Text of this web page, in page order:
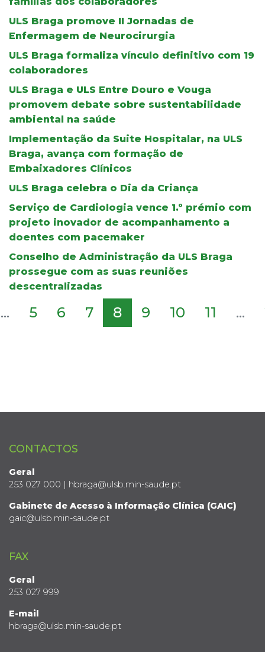
ULS Braga promove II Jornadas de
Enfermagem de Neurocirurgia
ULS Braga formaliza vínculo definitivo com 19
colaboradores
ULS Braga e ULS Entre Douro e Vouga
promovem debate sobre sustentabilidade
ambiental na saúde
Implementação da Suite Hospitalar, na ULS
Braga, avança com formação de
Embaixadores Clínicos
ULS Braga celebra o Dia da Criança
Serviço de Cardiologia vence 1.º prémio com
projeto inovador de acompanhamento a
doentes com pacemaker
Conselho de Administração da ULS Braga
prossegue com as suas reuniões
descentralizadas
... 5 6 7 8 9 10 11 ...
CONTACTOS
Geral
253 027 000 | hbraga@ulsb.min-saude.pt
Gabinete de Acesso à Informação Clínica (GAIC)
gaic@ulsb.min-saude.pt
FAX
Geral
253 027 999
E-mail
hbraga@ulsb.min-saude.pt